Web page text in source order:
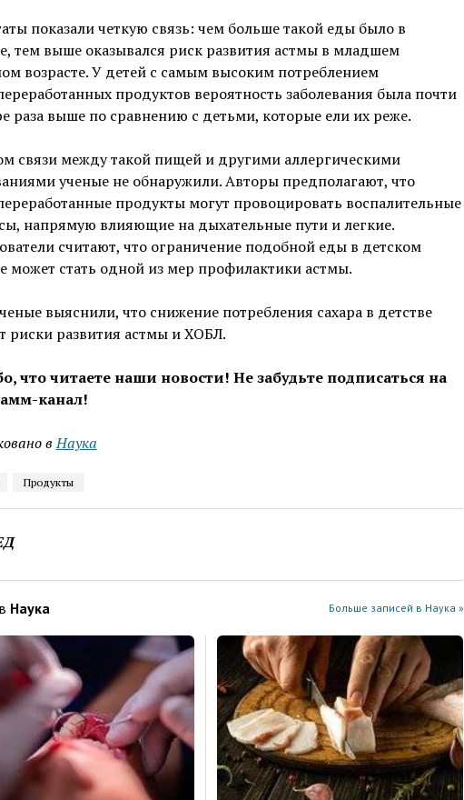
показали четкую связь: чем больше такой еды было в
тем выше оказывался риск развития астмы в младшем
возрасте. У детей с самым высоким потреблением
продуктов вероятность заболевания была почти
раза выше по сравнению с детьми, которые ели их реже.
связи между такой пищей и другими аллергическими
ученые не обнаружили. Авторы предполагают, что
продукты могут провоцировать воспалительные
напрямую влияющие на дыхательные пути и легкие.
считают, что ограничение подобной еды в детском
может стать одной из мер профилактики астмы.
выяснили, что снижение потребления сахара в детстве
риски развития астмы и ХОБЛ.
что читаете наши новости! Не забудьте подписаться на
канал!
в Наука
Продукты
Наука Больше записей в Наука »